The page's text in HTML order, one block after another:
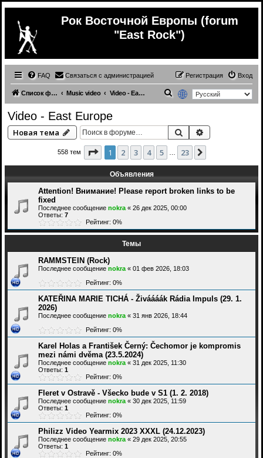
Рок Восточной Европы (forum
"East Rock")
FAQ Связаться с администрацией Вход
Регистрация
Список форумов Music video Video - East Europe
с
Video - East Europe
Новая тема Поиск
558 тем Страница из 23
1 2 3 4 5 23
Объявления
Attention! Внимание! Please report broken links to be
fixed
Последнее сообщение nokra « 26 дек 2025, 00:00
Ответы: 7
Рейтинг: 0%
Темы
RAMMSTEIN (Rock)
Последнее сообщение nokra « 01 фев 2026, 18:03
Рейтинг: 0%
KATEŘINA MARIE TICHÁ - Živáááák Rádia Impuls (29. 1.
2026)
Последнее сообщение nokra « 31 янв 2026, 18:44
Рейтинг: 0%
Karel Holas a František Černý: Čechomor je kompromis
mezi námi dvěma (23.5.2024)
Последнее сообщение nokra « 31 дек 2025, 11:30
Ответы: 1
Рейтинг: 0%
Fleret v Ostravě - Všecko bude v S1 (1. 2. 2018)
Последнее сообщение nokra « 30 дек 2025, 11:59
Ответы: 1
Рейтинг: 0%
Philizz Video Yearmix 2023 XXXL (24.12.2023)
Последнее сообщение nokra « 29 дек 2025, 20:55
Ответы: 1
Рейтинг: 0%